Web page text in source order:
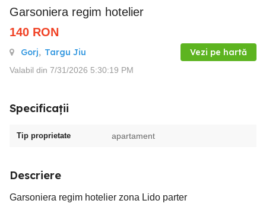
Garsoniera regim hotelier
140 RON
Gorj, Targu Jiu Vezi pe hartă
Valabil din 7/31/2026 5:30:19 PM
Specificații
Tip proprietate apartament
Descriere
Garsoniera regim hotelier zona Lido parter